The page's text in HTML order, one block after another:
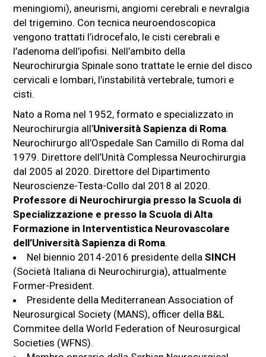
meningiomi), aneurismi, angiomi cerebrali e nevralgia
del trigemino. Con tecnica neuroendoscopica
vengono trattati l’idrocefalo, le cisti cerebrali e
l’adenoma dell’ipofisi. Nell’ambito della
Neurochirurgia Spinale sono trattate le ernie del disco
cervicali e lombari, l’instabilità vertebrale, tumori e
cisti.
Nato a Roma nel 1952, formato e specializzato in
Neurochirurgia all’Università Sapienza di Roma.
Neurochirurgo all’Ospedale San Camillo di Roma dal
1979. Direttore dell’Unità Complessa Neurochirurgia
dal 2005 al 2020. Direttore del Dipartimento
Neuroscienze-Testa-Collo dal 2018 al 2020.
Professore di Neurochirurgia presso la Scuola di
Specializzazione e presso la Scuola di Alta
Formazione in Interventistica Neurovascolare
dell’Università Sapienza di Roma.
Nel biennio 2014-2016 presidente dellaSINCH
(Società Italiana di Neurochirurgia), attualmente
Former-President.
Presidente della Mediterranean Association of
Neurosurgical Society (MANS), officer della B&L
Commitee della World Federation of Neurosurgical
Societies (WFNS).